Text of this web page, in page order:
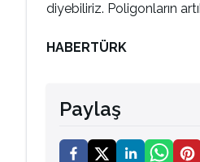
diyebiliriz. Poligonların
HABERTÜRK
Paylaş